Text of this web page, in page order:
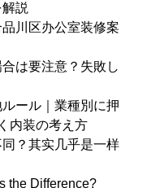
説
川区办公室装修案
は要注意？失敗し
ール｜業種別に押
内装の考え方
？其实几乎是一样
the Difference?